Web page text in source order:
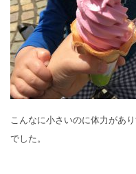
こんなに小さいのに体力があ
でした。